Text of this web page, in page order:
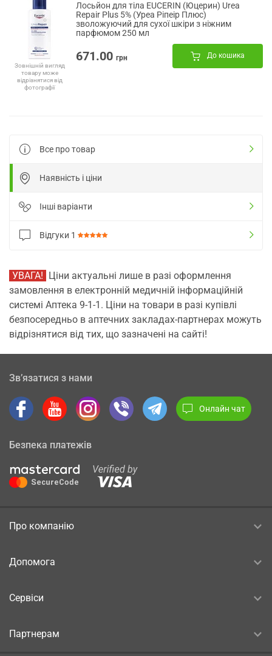
Зовнішній вигляд
товару може
відрізнятися від
фотографії
Лосьйон для тіла EUCERIN (Юцерин) Urea
Repair Plus 5% (Уреа Ріпеір Плюс)
зволожуючий для сухої шкіри з ніжним
парфюмом 250 мл
671.00 грн До кошика
Все про товар
Наявність і ціни
Інші варіанти
Відгуки 1
УВАГА! Ціни актуальні лише в разі оформлення
замовлення в електронній медичній інформаційній
системі Аптека 9-1-1. Ціни на товари в разі купівлі
безпосередньо в аптечних закладах-партнерах можуть
відрізнятися від тих, що зазначені на сайті!
Зв’язатися з нами
Онлайн чат
Безпека платежів
Про компанію
Допомога
Сервіси
Партнерам